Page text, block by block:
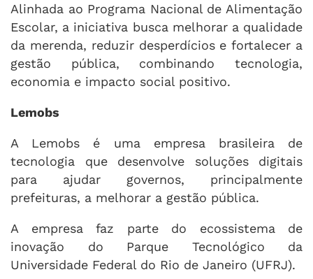
Alinhada ao Programa Nacional de Alimentação
Escolar, a iniciativa busca melhorar a qualidade
da merenda, reduzir desperdícios e fortalecer a
gestão pública, combinando tecnologia,
economia e impacto social positivo.
Lemobs
A Lemobs é uma empresa brasileira de
tecnologia que desenvolve soluções digitais
para ajudar governos, principalmente
prefeituras, a melhorar a gestão pública.
A empresa faz parte do ecossistema de
inovação do Parque Tecnológico da
Universidade Federal do Rio de Janeiro (UFRJ).